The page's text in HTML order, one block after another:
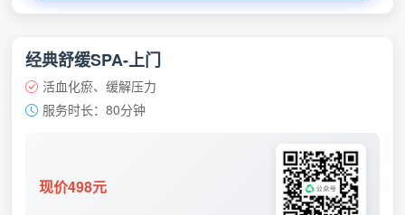
经典舒缓SPA-上门
活血化瘀、缓解压力
服务时长：80分钟
现价498元